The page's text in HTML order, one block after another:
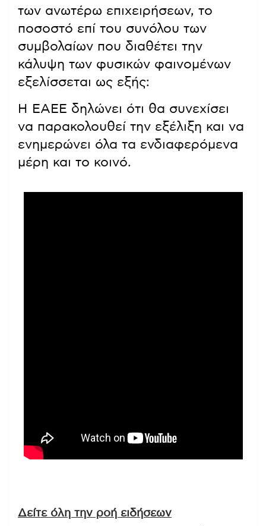
των ανωτέρω επιχειρήσεων, το
ποσοστό επί του συνόλου των
συμβολαίων που διαθέτει την
κάλυψη των φυσικών φαινομένων
εξελίσσεται ως εξής:
Η ΕΑΕΕ δηλώνει ότι θα συνεχίσει
να παρακολουθεί την εξέλιξη και να
ενημερώνει όλα τα ενδιαφερόμενα
μέρη και το κοινό.
Δείτε όλη την ροή ειδήσεων